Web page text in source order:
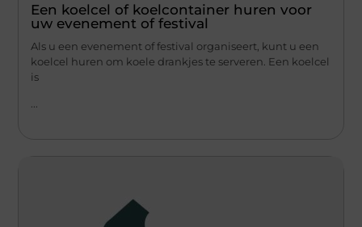
Een koelcel of koelcontainer huren voor
uw evenement of festival
Als u een evenement of festival organiseert, kunt u een
koelcel huren om koele drankjes te serveren. Een koelcel
is